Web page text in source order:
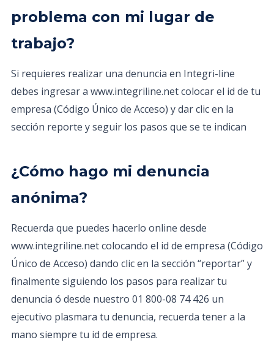
problema con mi lugar de
trabajo?
Si requieres realizar una denuncia en Integri-line
debes ingresar a www.integriline.net colocar el id de tu
empresa (Código Único de Acceso) y dar clic en la
sección reporte y seguir los pasos que se te indican
¿Cómo hago mi denuncia
anónima?
Recuerda que puedes hacerlo online desde
www.integriline.net colocando el id de empresa (Código
Único de Acceso) dando clic en la sección “reportar” y
finalmente siguiendo los pasos para realizar tu
denuncia ó desde nuestro 01 800-08 74 426 un
ejecutivo plasmara tu denuncia, recuerda tener a la
mano siempre tu id de empresa.